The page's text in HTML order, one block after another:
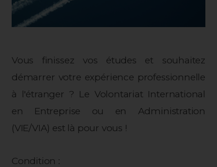
Vous finissez vos études et souhaitez
démarrer votre expérience professionnelle
à l'étranger ? Le Volontariat International
en Entreprise ou en Administration
(VIE/VIA) est là pour vous !
Condition :